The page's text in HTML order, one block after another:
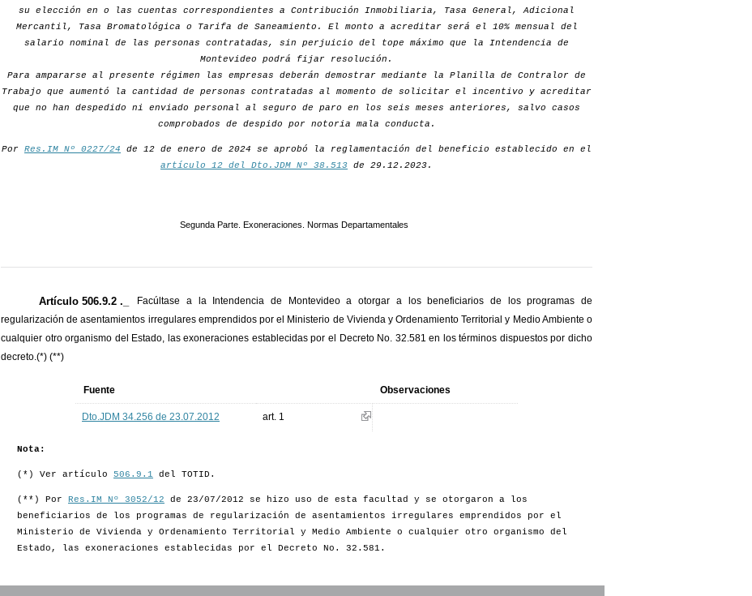
su elección en o las cuentas correspondientes a Contribución Inmobiliaria, Tasa General, Adicional
Mercantil, Tasa Bromatológica o Tarifa de Saneamiento. El monto a acreditar será el 10% mensual del
salario nominal de las personas contratadas, sin perjuicio del tope máximo que la Intendencia de
Montevideo podrá fijar resolución.
Para ampararse al presente régimen las empresas deberán demostrar mediante la Planilla de Contralor de
Trabajo que aumentó la cantidad de personas contratadas al momento de solicitar el incentivo y acreditar
que no han despedido ni enviado personal al seguro de paro en los seis meses anteriores, salvo casos
comprobados de despido por notoria mala conducta.
Por Res.IM Nº 0227/24 de 12 de enero de 2024 se aprobó la reglamentación del beneficio establecido en el
artículo 12 del Dto.JDM Nº 38.513 de 29.12.2023.
Segunda Parte. Exoneraciones. Normas Departamentales
Artículo 506.9.2 ._
Facúltase a la Intendencia de Montevideo a otorgar a los beneficiarios de los programas de
regularización de asentamientos irregulares emprendidos por el Ministerio de Vivienda y Ordenamiento Territorial y Medio Ambiente o
cualquier otro organismo del Estado, las exoneraciones establecidas por el Decreto No. 32.581 en los términos dispuestos por dicho
decreto.(*) (**)
Fuente Observaciones
Dto.JDM 34.256 de 23.07.2012 art. 1
Nota:
(*) Ver artículo 506.9.1 del TOTID.
(**) Por Res.IM Nº 3052/12 de 23/07/2012 se hizo uso de esta facultad y se otorgaron a los
beneficiarios de los programas de regularización de asentamientos irregulares emprendidos por el
Ministerio de Vivienda y Ordenamiento Territorial y Medio Ambiente o cualquier otro organismo del
Estado, las exoneraciones establecidas por el Decreto No. 32.581.